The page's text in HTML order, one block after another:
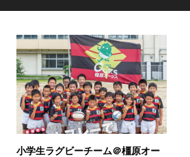
小学生ラグビーチーム＠橿原オー